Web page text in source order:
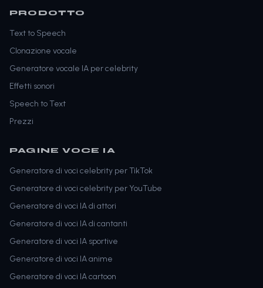
PRODOTTO
Text to Speech
Clonazione vocale
Generatore vocale IA per celebrity
Effetti sonori
Speech to Text
Prezzi
PAGINE VOCE IA
Generatore di voci celebrity per TikTok
Generatore di voci celebrity per YouTube
Generatore di voci IA di attori
Generatore di voci IA di cantanti
Generatore di voci IA sportive
Generatore di voci IA anime
Generatore di voci IA cartoon